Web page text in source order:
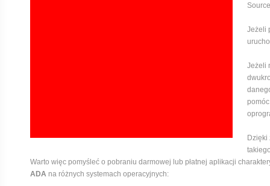
Jeżeli
Jeżeli
Warto więc pomyśleć o pobraniu darmowej lub płatnej aplikacji
ADA na różnych systemach operacyjnych: